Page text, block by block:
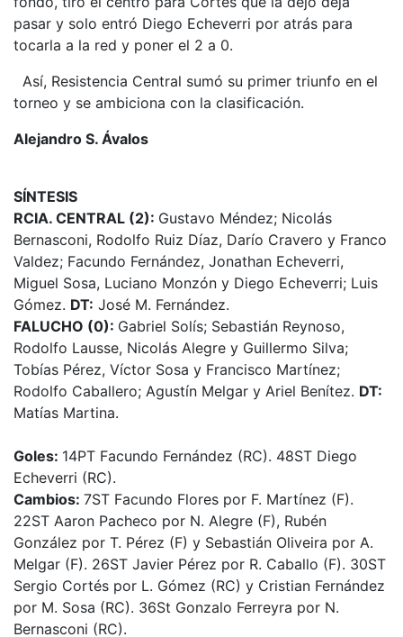
pasar y solo entró Diego Echeverri por atrás para
tocarla a la red y poner el 2 a 0.
Así, Resistencia Central sumó su primer triunfo en el
torneo y se ambiciona con la clasificación.
Alejandro S. Ávalos
SÍNTESIS
RCIA. CENTRAL (2): Gustavo Méndez; Nicolás
Bernasconi, Rodolfo Ruiz Díaz, Darío Cravero y Franco
Valdez; Facundo Fernández, Jonathan Echeverri,
Miguel Sosa, Luciano Monzón y Diego Echeverri; Luis
Gómez. DT: José M. Fernández.
FALUCHO (0): Gabriel Solís; Sebastián Reynoso,
Rodolfo Lausse, Nicolás Alegre y Guillermo Silva;
Tobías Pérez, Víctor Sosa y Francisco Martínez;
Rodolfo Caballero; Agustín Melgar y Ariel Benítez. DT:
Matías Martina.
Goles: 14PT Facundo Fernández (RC). 48ST Diego
Echeverri (RC).
Cambios: 7ST Facundo Flores por F. Martínez (F).
22ST Aaron Pacheco por N. Alegre (F), Rubén
González por T. Pérez (F) y Sebastián Oliveira por A.
Melgar (F). 26ST Javier Pérez por R. Caballo (F). 30ST
Sergio Cortés por L. Gómez (RC) y Cristian Fernández
por M. Sosa (RC). 36St Gonzalo Ferreyra por N.
Bernasconi (RC).